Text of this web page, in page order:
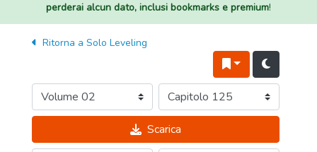
perderai alcun dato, inclusi bookmarks e premium!
Ritorna a Solo Leveling
Scarica